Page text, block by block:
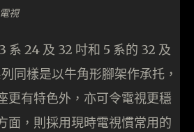
視
系 24 及 32 吋和 5 系的 32 及
同樣是以牛角形腳架作承托，
更有特色外，亦可令電視更穩
面，則採用現時電視慣常用的